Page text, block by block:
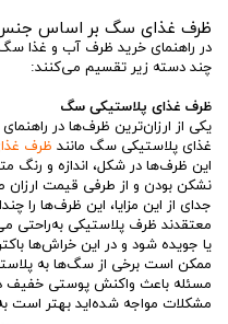
ظرف غذای سگ بر اساس
در راهنمای خرید ظرف آب و غذا
چند دسته زیر تقسیم می‌کنند:
ظرف غذای پلاستیکی سگ
یکی از ارزان‌ترین ظرف‌ها در
غذای پلاستیکی سگ مانند ظرف
این ظرف‌ها در شکل، اندازه و رنگ
نشکن بودن و از طرفی قیمت ارزان
جدای از این مزایا، این ظرف‌ها را
معتقدند ظرف پلاستیکی به‌راحتی
یا جویده شود و در این خراش‌ها
ممکن است برخی از سگ‌ها به
مسئله باعث واکنش پوستی خفیف در
مشکلات مواجه شده‌اید بهتر است